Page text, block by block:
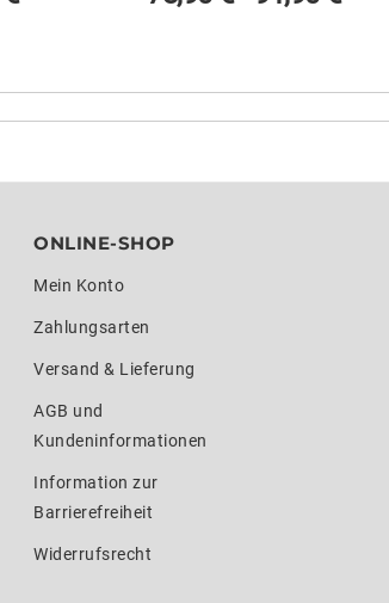
ONLINE-SHOP
Mein Konto
Zahlungsarten
Versand & Lieferung
AGB und
Kundeninformationen
Information zur
Barrierefreiheit
Widerrufsrecht